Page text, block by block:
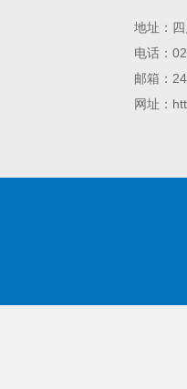
地址：
电话：
邮箱：
网址：